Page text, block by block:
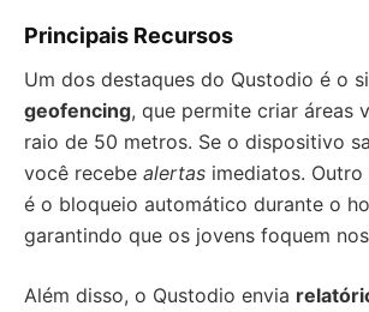
Principais Recursos
Um dos destaques do Qustodio é o
geofencing, que permite criar áreas
raio de 50 metros. Se o dispositivo
você recebe alertas imediatos.
é o bloqueio automático durante o
garantindo que os jovens foquem
Além disso, o Qustodio envia